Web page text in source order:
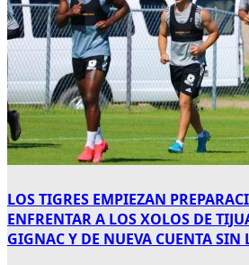
LOS TIGRES EMPIEZAN
ENFRENTAR A LOS XOLOS DE
GIGNAC Y DE NUEVA CUENTA SIN